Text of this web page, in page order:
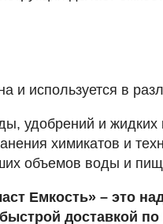
и используется в
удобрений и жидких
химикатов и
объемов воды и
Емкость» – это
доставкой